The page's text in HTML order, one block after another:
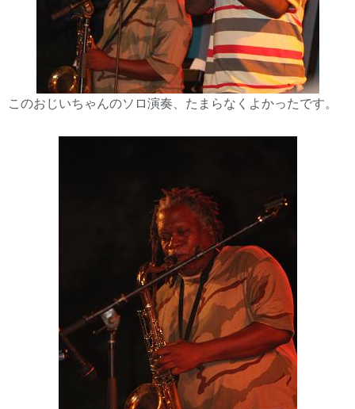
このおじいちゃんのソロ演奏、たまらなくよかったです。